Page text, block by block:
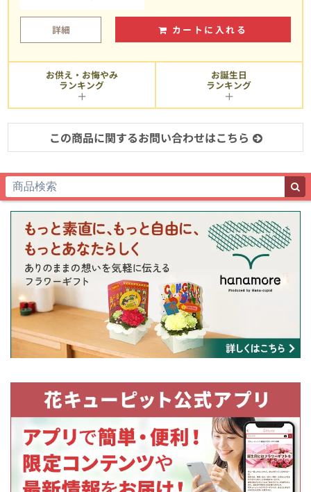
詳細 カートに入れる
お供え・お悔やみ
ランキング
お誕生日
ランキング
この商品に関するお問い合わせはこちら